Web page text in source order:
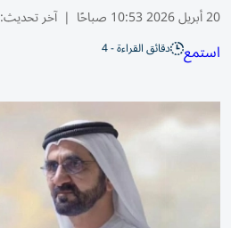
20 أبريل 2026 10:53 صباحًا | آخر تحديث:
استمع دقائق القراءة - 4